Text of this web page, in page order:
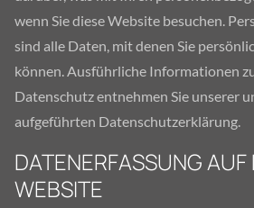
wenn Sie diese Website besuchen.
sind alle Daten, mit denen Sie
können. Ausführliche Informationen
Datenschutz entnehmen Sie unserer
aufgeführten Datenschutzerklärung.
DATENERFASSUNG AUF
WEBSITE